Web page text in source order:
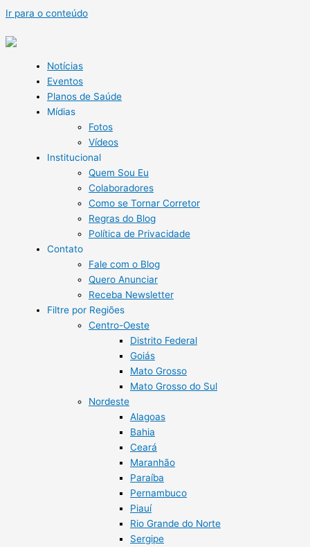
Ir para o conteúdo
Notícias
Eventos
Planos de Saúde
Mídias
Fotos
Vídeos
Institucional
Quem Sou Eu
Colaboradores
Como se Tornar Corretor
Regras do Blog
Política de Privacidade
Contato
Fale com o Blog
Quero Anunciar
Receba Newsletter
Filtre por Regiões
Centro-Oeste
Distrito Federal
Goiás
Mato Grosso
Mato Grosso do Sul
Nordeste
Alagoas
Bahia
Ceará
Maranhão
Paraíba
Pernambuco
Piauí
Rio Grande do Norte
Sergipe